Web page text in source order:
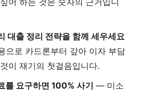
대출 정리 전략을 함께 세우세요
으로 카드론부터 갚아 이자 부담
이 재기의 첫걸음입니다.
를 요구하면 100% 사기 — 미소